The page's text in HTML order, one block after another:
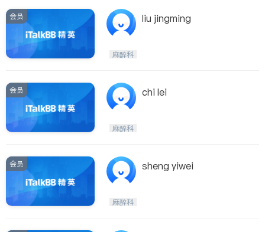
会员 liu jingming
麻醉科
会员 chi lei
麻醉科
会员 sheng yiwei
麻醉科